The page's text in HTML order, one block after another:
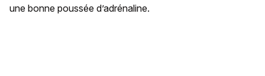
une bonne poussée d’adrénaline.